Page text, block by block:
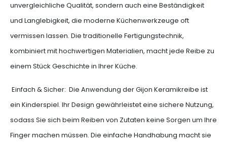
unvergleichliche Qualität, sondern auch eine Beständigkeit
und Langlebigkeit, die moderne Küchenwerkzeuge oft
vermissen lassen. Die traditionelle Fertigungstechnik,
kombiniert mit hochwertigen Materialien, macht jede Reibe zu
einem Stück Geschichte in Ihrer Küche.
Einfach & Sicher: Die Anwendung der Gijon Keramikreibe ist
ein Kinderspiel. Ihr Design gewährleistet eine sichere Nutzung,
sodass Sie sich beim Reiben von Zutaten keine Sorgen um Ihre
Finger machen müssen. Die einfache Handhabung macht sie